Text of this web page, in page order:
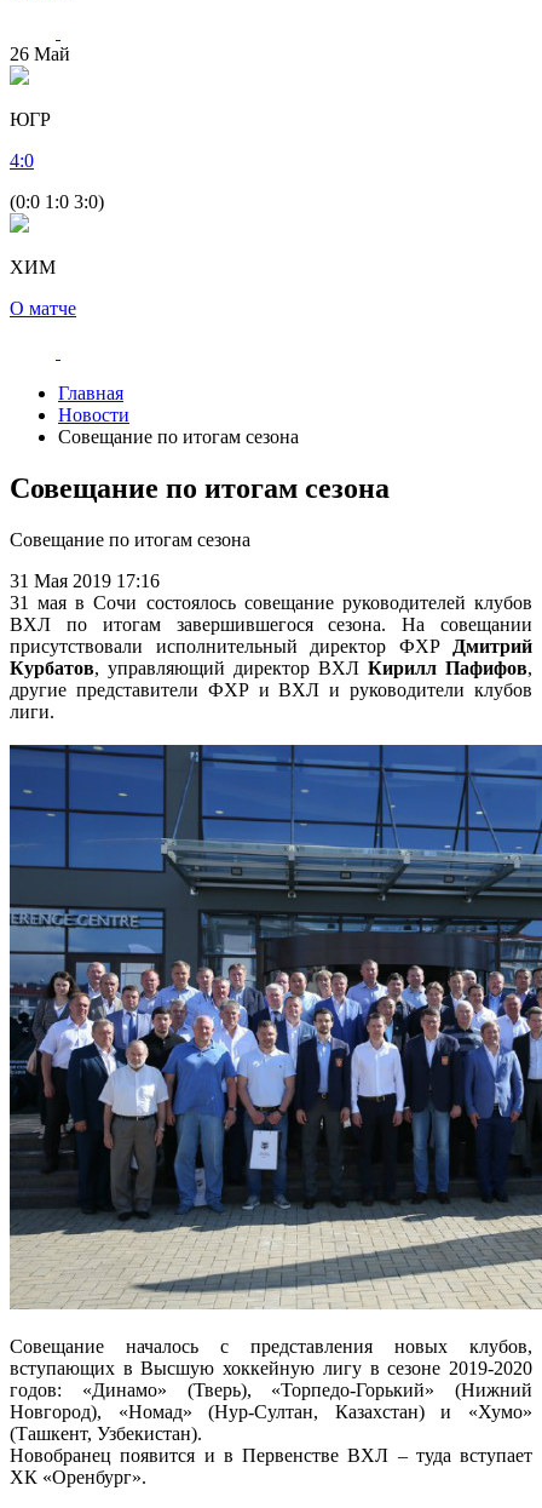
26 Май
ЮГР
4:0
(0:0 1:0 3:0)
ХИМ
О матче
Главная
Новости
Совещание по итогам сезона
Совещание по итогам сезона
Совещание по итогам сезона
31 Мая 2019 17:16
31 мая в Сочи состоялось совещание руководителей клубов
ВХЛ по итогам завершившегося сезона. На совещании
присутствовали исполнительный директор ФХР
Дмитрий
Курбатов, управляющий директор ВХЛ Кирилл Пафифов,
другие представители ФХР и ВХЛ и руководители клубов
лиги.
Совещание началось с представления новых клубов,
вступающих в Высшую хоккейную лигу в сезоне 2019-2020
годов: «Динамо» (Тверь), «Торпедо-Горький» (Нижний
Новгород), «Номад» (Нур-Султан, Казахстан) и «Хумо»
(Ташкент, Узбекистан).
Новобранец появится и в Первенстве ВХЛ – туда вступает
ХК «Оренбург».